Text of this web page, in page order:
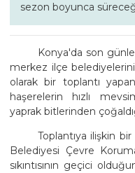
sezon boyunca
Konya'da son
merkez ilçe
olarak bir toplantı
haşerelerin hızlı
yaprak bitlerinden
Toplantıya ilişkin
Belediyesi Çevre
sıkıntısının geçici